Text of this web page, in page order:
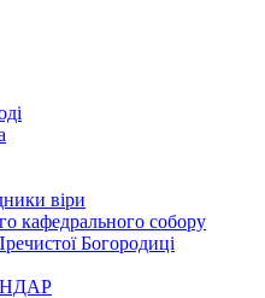
віри
кафедрального собору
Богородиці